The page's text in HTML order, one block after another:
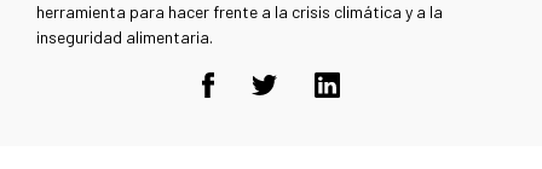
herramienta para hacer frente a la crisis climática y a la
inseguridad alimentaria.